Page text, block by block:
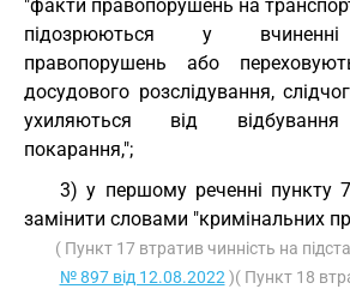
"факти правопорушень на
підозрюються у вчиненні
правопорушень або
досудового розслідування,
ухиляються від відбування
покарання,";
3) у першому реченні пункту
замінити словами "кримінальних
( Пункт 17 втратив чинність на
№ 897 від 12.08.2022 )( Пункт 18